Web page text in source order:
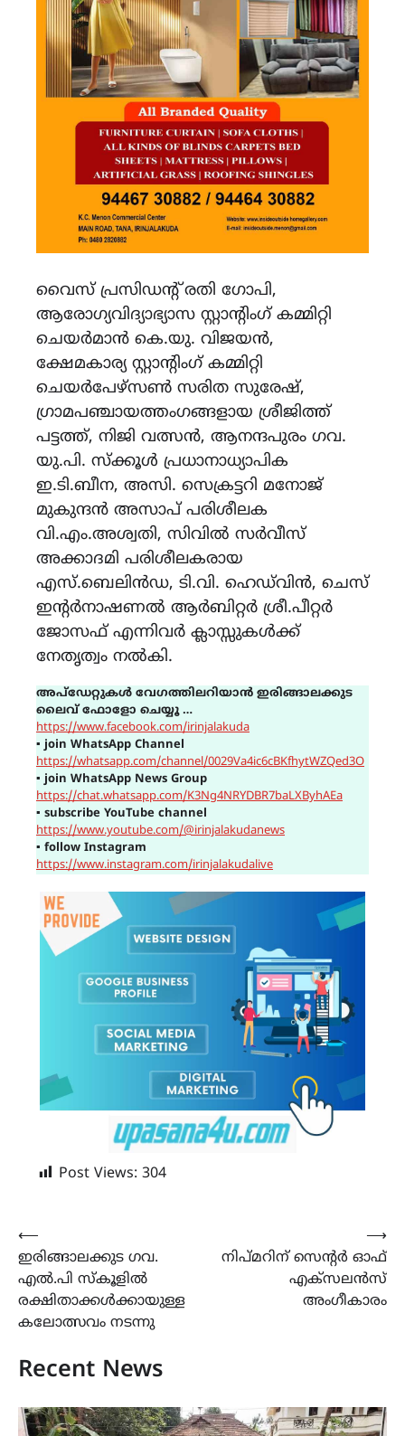
വൈസ് പ്രസിഡന്‍റ് രതി ഗോപി,
ആരോഗ്യവിദ്യാഭ്യാസ സ്റ്റാന്‍റിംഗ് കമ്മിറ്റി
ചെയര്‍മാന്‍ കെ.യു. വിജയന്‍,
ക്ഷേമകാര്യ സ്റ്റാന്‍റിംഗ് കമ്മിറ്റി
ചെയര്‍പേഴ്സണ്‍ സരിത സുരേഷ്,
ഗ്രാമപഞ്ചായത്തംഗങ്ങളായ ശ്രീജിത്ത്
പട്ടത്ത്, നിജി വത്സന്‍, ആനന്ദപുരം ഗവ.
യു.പി. സ്ക്കൂള്‍ പ്രധാനാധ്യാപിക
ഇ.ടി.ബീന, അസി. സെക്രട്ടറി മനോജ്
മുകുന്ദന്‍ അസാപ് പരിശീലക
വി.എം.അശ്വതി, സിവില്‍ സര്‍വീസ്
അക്കാദമി പരിശീലകരായ
എസ്.ബെലിന്‍ഡ, ടി.വി. ഹെഡ്‍വിന്‍, ചെസ്
ഇന്‍റര്‍നാഷണല്‍ ആര്‍ബിറ്റര്‍ ശ്രീ.പീറ്റര്‍
ജോസഫ് എന്നിവര്‍ ക്ലാസ്സുകള്‍ക്ക്
നേതൃത്വം നല്‍കി.
അപ്ഡേറ്റുകൾ വേഗത്തിലറിയാൻ ഇരിങ്ങാലക്കുട
ലൈവ് ഫോളോ ചെയ്യൂ …
https://www.facebook.com/irinjalakuda
▪ join WhatsApp Channel
https://whatsapp.com/channel/0029Va4ic6cBKfhytWZQed3O
▪ join WhatsApp News Group
https://chat.whatsapp.com/K3Ng4NRYDBR7baLXByhAEa
▪ subscribe YouTube channel
https://www.youtube.com/@irinjalakudanews
▪ follow Instagram
https://www.instagram.com/irinjalakudalive
Post Views: 304
Post
navigation
⟵
ഇരിങ്ങാലക്കുട ഗവ.
എൽ.പി സ്‌കൂളിൽ
രക്ഷിതാക്കൾക്കായുള്ള
കലോത്സവം നടന്നു
നിപ്മറിന് സെന്റര്‍ ഓഫ്
എക്സലന്‍സ്
അംഗീകാരം
⟶
Recent News